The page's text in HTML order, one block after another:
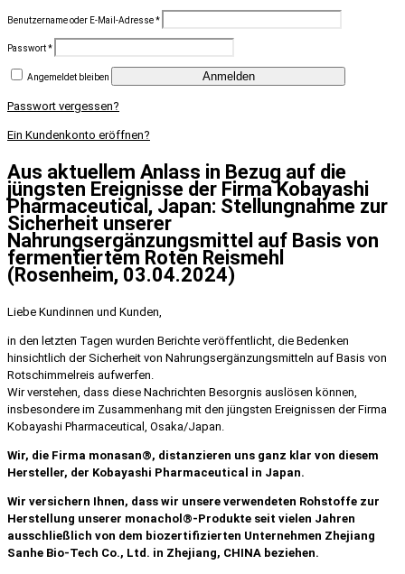
Benutzername oder E-Mail-Adresse*
Passwort*
Angemeldet bleiben Anmelden
Passwort vergessen?
Ein Kundenkonto eröffnen?
Aus aktuellem Anlass in Bezug auf die
jüngsten Ereignisse der Firma Kobayashi
Pharmaceutical, Japan: Stellungnahme zur
Sicherheit unserer
Nahrungsergänzungsmittel auf Basis von
fermentiertem Roten Reismehl
(Rosenheim, 03.04.2024)
Liebe Kundinnen und Kunden,
in den letzten Tagen wurden Berichte veröffentlicht, die Bedenken
hinsichtlich der Sicherheit von Nahrungsergänzungsmitteln auf Basis von
Rotschimmelreis aufwerfen.
Wir verstehen, dass diese Nachrichten Besorgnis auslösen können,
insbesondere im Zusammenhang mit den jüngsten Ereignissen der Firma
Kobayashi Pharmaceutical, Osaka/Japan.
Wir, die Firma monasan®, distanzieren uns ganz klar von diesem
Hersteller, der Kobayashi Pharmaceutical in Japan.
Wir versichern Ihnen, dass wir unsere verwendeten Rohstoffe zur
Herstellung unserer monachol®-Produkte seit vielen Jahren
ausschließlich von dem biozertifizierten Unternehmen Zhejiang
Sanhe Bio-Tech Co., Ltd. in Zhejiang, CHINA beziehen.